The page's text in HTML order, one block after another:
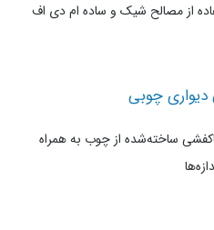
از مصالح شیک و ساده ام دی اف
ساخته‌شده از چوب به همراه